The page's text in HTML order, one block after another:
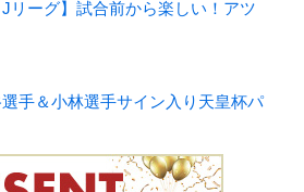
Jリーグ】試合前から楽しい！アツ
選手＆小林選手サイン入り天皇杯パ